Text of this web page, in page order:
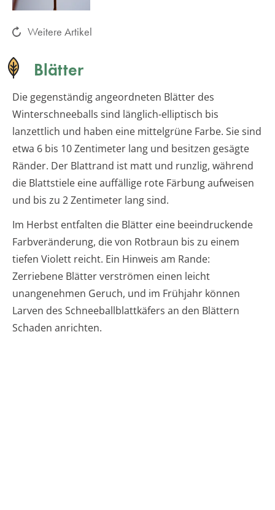
Weitere Artikel
Blätter
Die gegenständig angeordneten Blätter des
Winterschneeballs sind länglich-elliptisch bis
lanzettlich und haben eine mittelgrüne Farbe. Sie sind
etwa 6 bis 10 Zentimeter lang und besitzen gesägte
Ränder. Der Blattrand ist matt und runzlig, während
die Blattstiele eine auffällige rote Färbung aufweisen
und bis zu 2 Zentimeter lang sind.
Im Herbst entfalten die Blätter eine beeindruckende
Farbveränderung, die von Rotbraun bis zu einem
tiefen Violett reicht. Ein Hinweis am Rande:
Zerriebene Blätter verströmen einen leicht
unangenehmen Geruch, und im Frühjahr können
Larven des Schneeballblattkäfers an den Blättern
Schaden anrichten.